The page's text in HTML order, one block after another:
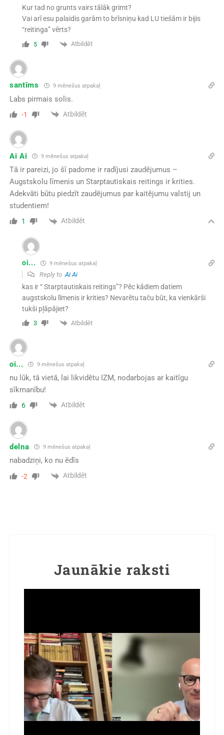
Kur tad no grunts vairs tālāk grimt?
Vai arī esu palaidis garām to brīsniņu kad LU tiešām ir bijis
“reitinga” vērts?
5 Atbildēt
santīms 9 mēnešus atpakaļ
Labs pirmais solis.
-1 Atbildēt
Ai Ai 9 mēnešus atpakaļ
Tā ir pareizi, jo šī padome ir radījusi zaudējumus –
Augstskolu līmenis un Starptautiskais reitings ir krities.
Adekvāti būtu piedzīt zaudējumus par kaitējumu valstij un
studentiem!
1 Atbildēt
oi... 9 mēnešus atpakaļ
Reply to Ai Ai
kas ir “Starptautiskais reitings”? Pēc kādiem datiem
augstskolu līmenis ir krities? Nevarētu taču būt, ka vienkārši
tukši pļāpājiet?
3 Atbildēt
oi... 9 mēnešus atpakaļ
nu lūk, tā vietā, lai likvidētu IZM, nodarbojas ar kaitīgu
sīkmanību!
6 Atbildēt
delna 9 mēnešus atpakaļ
nabadziņi, ko nu ēdīs
-2 Atbildēt
Jaunākie raksti